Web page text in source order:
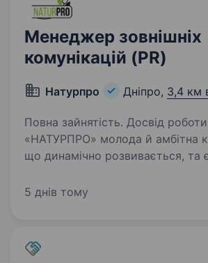
Менеджер зовнішніх
комунікацій (PR)
Натурпро Дніпро, 3,4 км
Повна зайнятість. Досвід
«НАТУРПРО» молода й амбітна
що динамічно розвивається, та
за обличчям, тілом та волоссям.
5 днів тому